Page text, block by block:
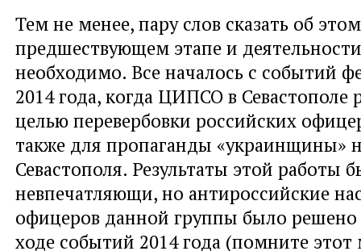
Тем не менее, пару слов сказать об этом
предшествующем этапе и
необходимо. Все началось с событий
2014 года, когда ЦИПСО в Севастополе
целью перевербовки российских
также для пропаганды «украинщины»
Севастополя. Результаты этой работы
невпечатляющи, но антироссийские
офицеров данной группы было решено
ходе событий 2014 года (помните этот